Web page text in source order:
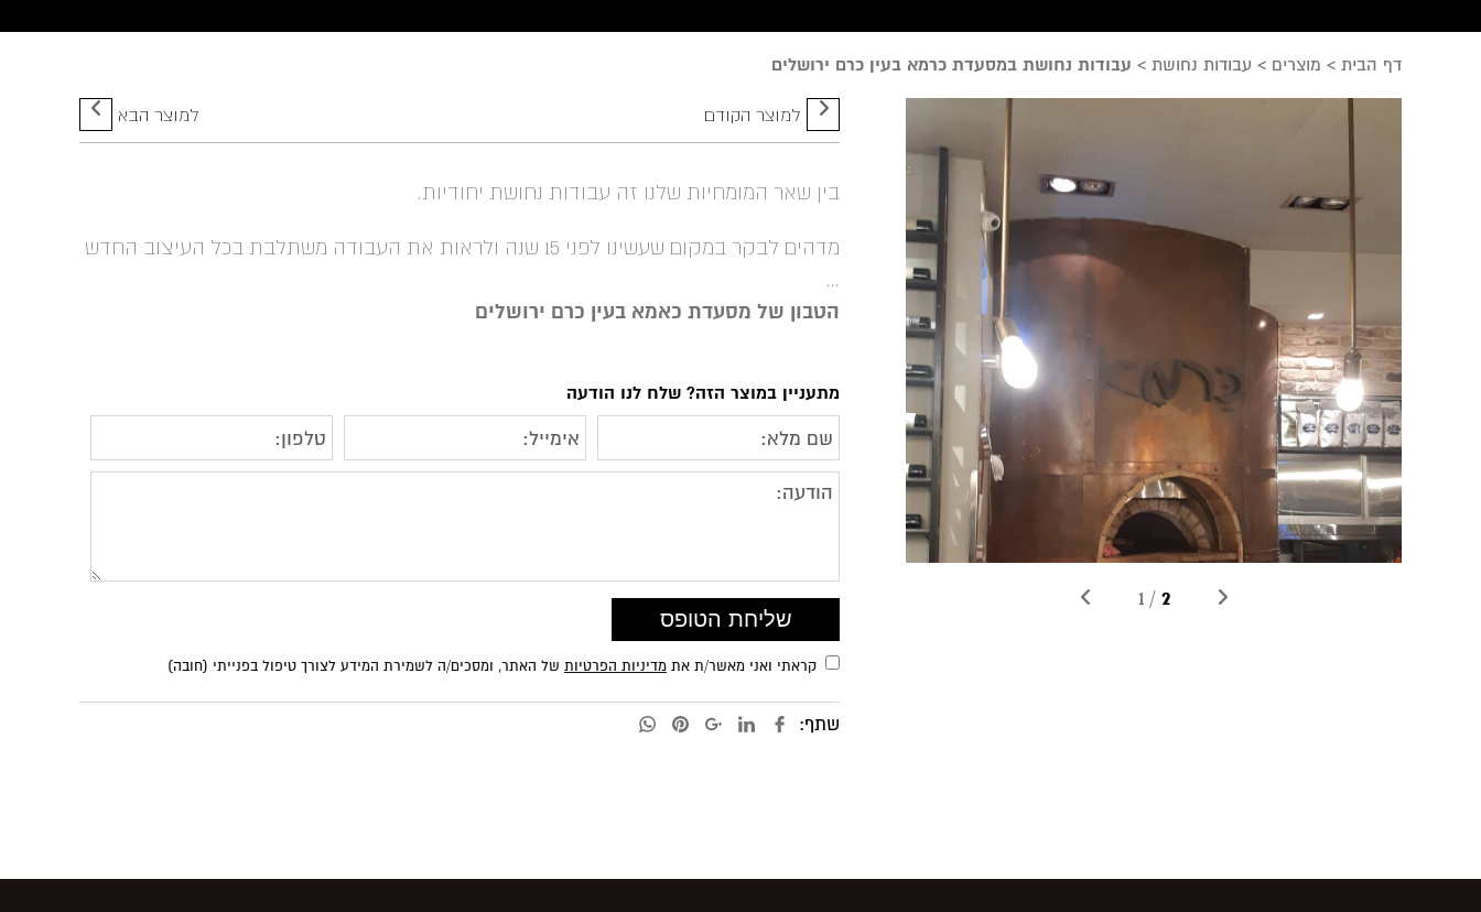
דף הבית > מוצרים > עבודות נחושת > עבודות נחושת במסעדת כרמא בעין כרם ירושלים
2
/
1
למוצר הקודם למוצר הבא
בין שאר המומחיות שלנו זה עבודות נחושת יחודיות.
מדהים לבקר במקום שעשינו לפני 15 שנה ולראות את העבודה משתלבת בכל העיצוב החדש
…
הטבון של מסעדת כאמא בעין כרם ירושלים
מתעניין במוצר הזה? שלח לנו הודעה
קראתי ואני מאשר/ת את מדיניות הפרטיות של האתר, ומסכים/ה לשמירת המידע לצורך טיפול בפנייתי (חובה)
שתף: